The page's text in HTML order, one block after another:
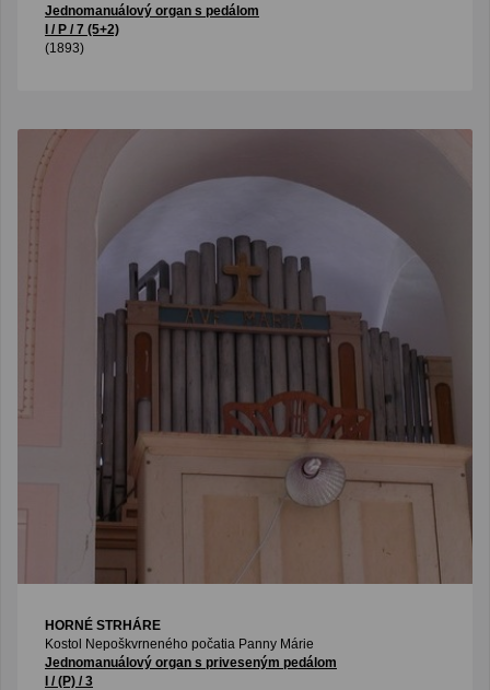
Jednomanuálový organ s pedálom
I / P / 7 (5+2)
(1893)
HORNÉ STRHÁRE
Kostol Nepoškvrneného počatia Panny Márie
Jednomanuálový organ s priveseným pedálom
I / (P) / 3